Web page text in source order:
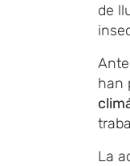
de
han
La